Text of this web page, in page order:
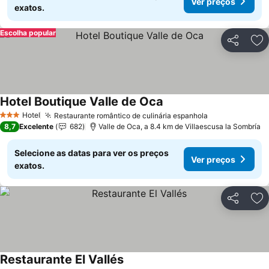
exatos.
Partilhar
Escolha popular
3 EstrelasHotel Restaurante romântico de culinária espanhola
Hotel Boutique Valle de Oca
8,7 Excelente 682 Valle de Oca, a 8.4 km de Villaescusa la Sombría
Selecione as datas para ver os preços
exatos.
Ver preços
Partilhar
Restaurante El VallésVer preços